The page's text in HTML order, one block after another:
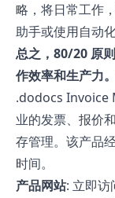
略，将日常工作
助手或使用自动化
总之，80/20 原
作效率和生产力。
.dodocs Invoice
业的发票、报价
存管理。该产品
时间。
产品网站: 立即访